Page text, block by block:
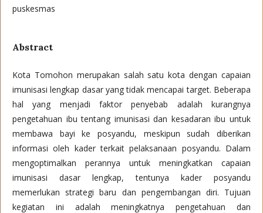
puskesmas
Abstract
Kota Tomohon merupakan salah satu kota dengan capaian
imunisasi lengkap dasar yang tidak mencapai target. Beberapa
hal yang menjadi faktor penyebab adalah kurangnya
pengetahuan ibu tentang imunisasi dan kesadaran ibu untuk
membawa bayi ke posyandu, meskipun sudah diberikan
informasi oleh kader terkait pelaksanaan posyandu. Dalam
mengoptimalkan perannya untuk meningkatkan capaian
imunisasi dasar lengkap, tentunya kader posyandu
memerlukan strategi baru dan pengembangan diri. Tujuan
kegiatan ini adalah meningkatnya pengetahuan dan